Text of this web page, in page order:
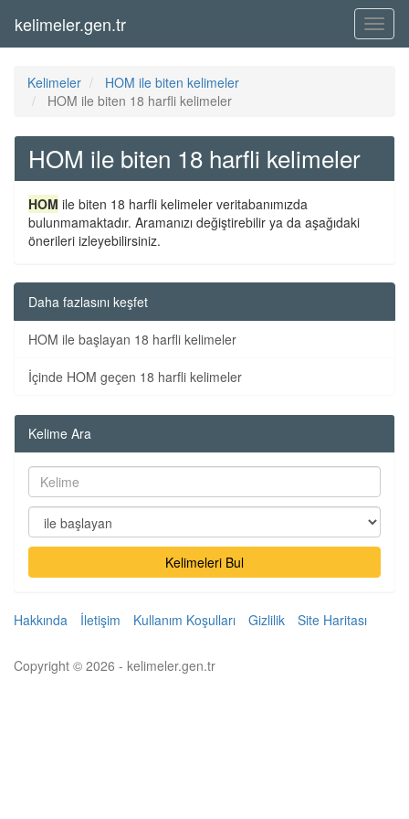
Menü
kelimeler.gen.tr
Kelimeler
HOM ile biten kelimeler
HOM ile biten 18 harfli kelimeler
HOM ile biten 18 harfli kelimeler
HOM ile biten 18 harfli kelimeler veritabanımızda
bulunmamaktadır. Aramanızı değiştirebilir ya da aşağıdaki
önerileri izleyebilirsiniz.
Daha fazlasını keşfet
HOM ile başlayan 18 harfli kelimeler
İçinde HOM geçen 18 harfli kelimeler
Kelime Ara
Kelimeleri Bul
Hakkında İletişim Kullanım Koşulları Gizlilik Site Haritası
Copyright © 2026 - kelimeler.gen.tr